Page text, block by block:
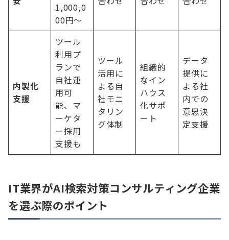
1,000,0
00円〜
内製化
支援
ツール
利用プ
ランで
自社運
用可
能、マ
ーケタ
ー採用
支援も
ツール
活用に
よる自
社モニ
タリン
グ体制
組織的
なイン
ハウス
化サポ
ート
データ
提供に
よる社
内での
意思決
定支援
IT業界がAI検索対策コンサルティング企業
を選ぶ際のポイント